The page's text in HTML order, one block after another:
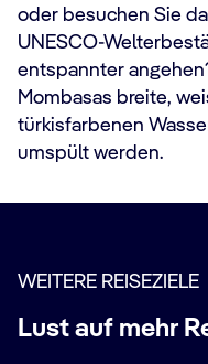
oder besuchen Sie
UNESCO-
entspannter
Mombasas breite,
türkisfarbenen
umspült werden.
WEITERE REISEZIELE
Lust auf mehr